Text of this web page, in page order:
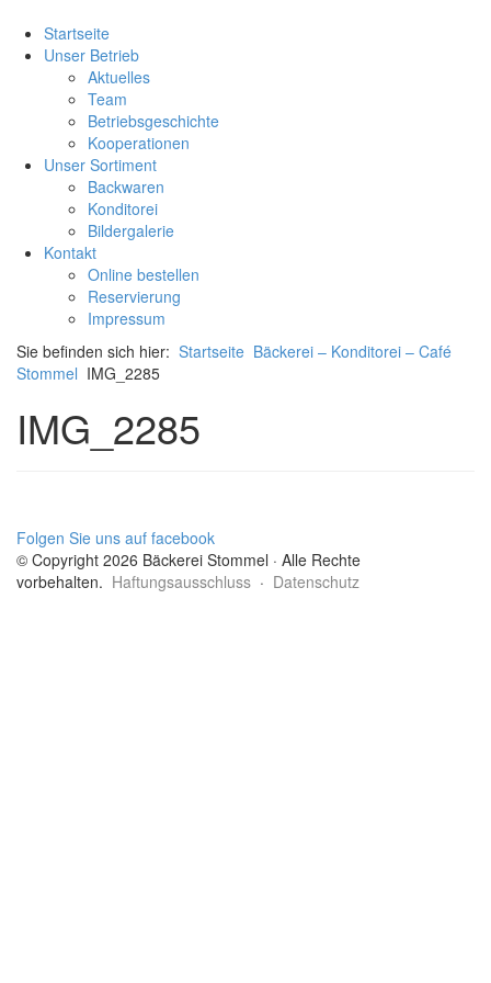
Startseite
Unser Betrieb
Aktuelles
Team
Betriebsgeschichte
Kooperationen
Unser Sortiment
Backwaren
Konditorei
Bildergalerie
Kontakt
Online bestellen
Reservierung
Impressum
Sie befinden sich hier: Startseite Bäckerei – Konditorei – Café
Stommel IMG_2285
IMG_2285
Folgen Sie uns auf facebook
© Copyright 2026 Bäckerei Stommel · Alle Rechte
vorbehalten. Haftungsausschluss · Datenschutz